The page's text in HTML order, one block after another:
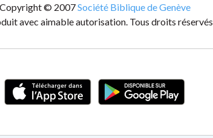
Copyright © 2007Société Biblique de Genève
avec aimable autorisation. Tous droits réservés.